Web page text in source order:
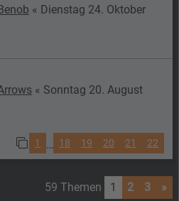
« Dienstag 24. Oktober
« Sonntag 20. August
1 … 18 19 20 21 22
59 Themen 1 2 3 »